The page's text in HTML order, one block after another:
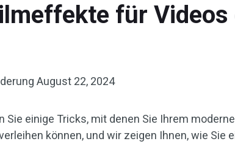
für
August 22, 2024
Sie einige Tricks, mit denen Sie Ihrem
können, und wir zeigen Ihnen, wie Sie